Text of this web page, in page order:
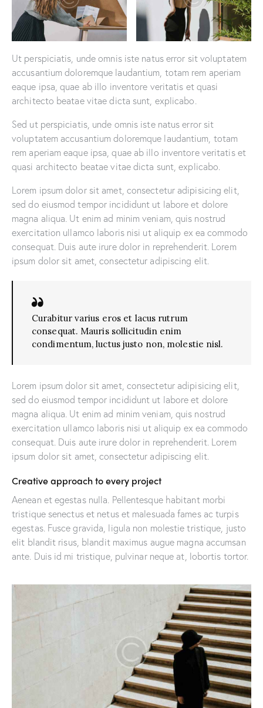
Ut perspiciatis, unde omnis iste natus error sit voluptatem
accusantium doloremque laudantium, totam rem aperiam
eaque ipsa, quae ab illo inventore veritatis et quasi
architecto beatae vitae dicta sunt, explicabo.
Sed ut perspiciatis, unde omnis iste natus error sit
voluptatem accusantium doloremque laudantium, totam
rem aperiam eaque ipsa, quae ab illo inventore veritatis et
quasi architecto beatae vitae dicta sunt, explicabo.
Lorem ipsum dolor sit amet, consectetur adipisicing elit,
sed do eiusmod tempor incididunt ut labore et dolore
magna aliqua. Ut enim ad minim veniam, quis nostrud
exercitation ullamco laboris nisi ut aliquip ex ea commodo
consequat. Duis aute irure dolor in reprehenderit. Lorem
ipsum dolor sit amet, consectetur adipiscing elit.
Curabitur varius eros et lacus rutrum
consequat. Mauris sollicitudin enim
condimentum, luctus justo non, molestie nisl.
Lorem ipsum dolor sit amet, consectetur adipisicing elit,
sed do eiusmod tempor incididunt ut labore et dolore
magna aliqua. Ut enim ad minim veniam, quis nostrud
exercitation ullamco laboris nisi ut aliquip ex ea commodo
consequat. Duis aute irure dolor in reprehenderit. Lorem
ipsum dolor sit amet, consectetur adipiscing elit.
Creative approach to every project
Aenean et egestas nulla. Pellentesque habitant morbi
tristique senectus et netus et malesuada fames ac turpis
egestas. Fusce gravida, ligula non molestie tristique, justo
elit blandit risus, blandit maximus augue magna accumsan
ante. Duis id mi tristique, pulvinar neque at, lobortis tortor.